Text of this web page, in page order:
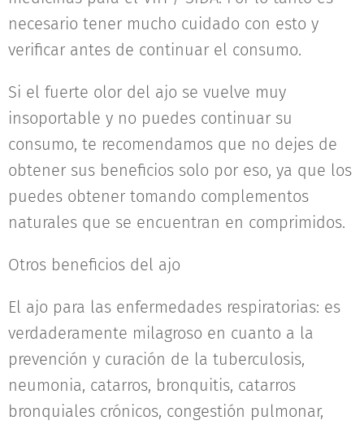
necesario tener mucho cuidado con esto y
verificar antes de continuar el consumo.
Si el fuerte olor del ajo se vuelve muy
insoportable y no puedes continuar su
consumo, te recomendamos que no dejes de
obtener sus beneficios solo por eso, ya que los
puedes obtener tomando complementos
naturales que se encuentran en comprimidos.
Otros beneficios del ajo
El ajo para las enfermedades respiratorias: es
verdaderamente milagroso en cuanto a la
prevención y curación de la tuberculosis,
neumonia, catarros, bronquitis, catarros
bronquiales crónicos, congestión pulmonar,